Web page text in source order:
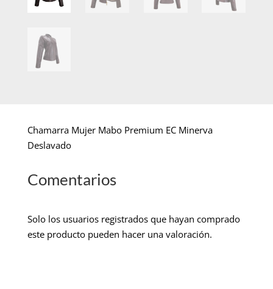
Chamarra Mujer Mabo Premium EC Minerva
Deslavado
Comentarios
Solo los usuarios registrados que hayan comprado
este producto pueden hacer una valoración.